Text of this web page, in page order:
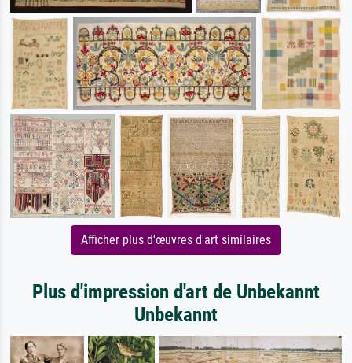
Afficher plus d'œuvres d'art similaires
Plus d'impression d'art de Unbekannt
Unbekannt